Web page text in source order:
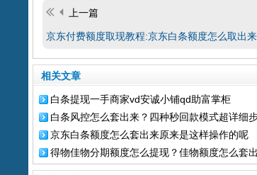
上一篇
京东付费额度取现教程:京东白条额度怎么取出来
相关文章
白条提现一手商家vd安诚小铺qd助富掌柜
白条风控怎么套出来？四种秒回款模式超详细
京东白条额度怎么套出来原来是这样操作的呢
得物佳物分期额度怎么提现？佳物额度怎么套